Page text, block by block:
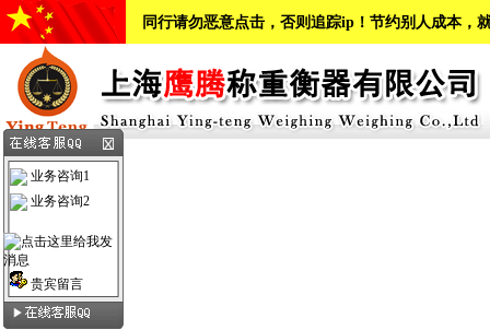
同行请勿恶意点击，否则追踪ip！节约别人成本，
业务咨询1
业务咨询2
贵宾留言